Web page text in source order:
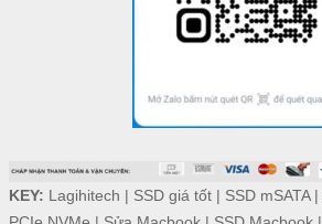
KEY: Lagihitech | SSD giá tốt| SSD mSATA|